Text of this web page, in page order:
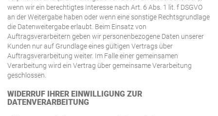
wenn wir ein berechtigtes Interesse nach Art. 6 Abs. 1 lit. f DSGVO
an der Weitergabe haben oder wenn eine sonstige Rechtsgrundlage
die Datenweitergabe erlaubt. Beim Einsatz von
Auftragsverarbeitern geben wir personenbezogene Daten unserer
Kunden nur auf Grundlage eines gültigen Vertrags über
Auftragsverarbeitung weiter. Im Falle einer gemeinsamen
Verarbeitung wird ein Vertrag über gemeinsame Verarbeitung
geschlossen.
WIDERRUF IHRER EINWILLIGUNG ZUR
DATENVERARBEITUNG